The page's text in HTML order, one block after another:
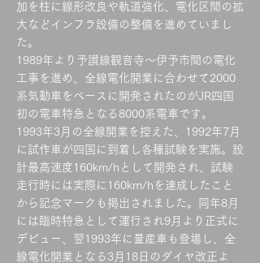
加を柱に線形改良や軌道強化、電化区間の拡
大などインフラ設備の整備を進めていまし
た。
1989年より予讃線観音寺～伊予市間の電化
工事を進め、全線電化開業に合わせて2000
系気動車をベースに開発されたのがJR四国
初の電車特急となる8000系電車です。
1993年3月の全線開業を控えた、1992年7月
に試作車が四国に到着し各種試験を実施。設
計最高速度160km/hとして開発され、試験
走行時には実際に160km/hを達成したこと
から記念マークも掲出されました。同年8月
には臨時特急として運行され9月より正式に
デビュー、翌1993年に量産車も登場し、全
線電化開業となる3月18日のダイヤ改正よ